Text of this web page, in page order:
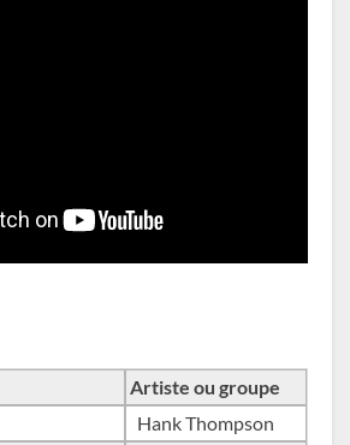
Artiste ou groupe
Hank Thompson